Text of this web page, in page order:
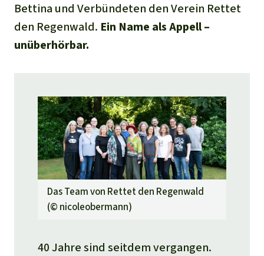
Bettina und Verbündeten den Verein Rettet
den Regenwald. Ein Name als Appell –
unüberhörbar.
Das Team von Rettet den Regenwald
(© nicoleobermann)
40 Jahre sind seitdem vergangen.